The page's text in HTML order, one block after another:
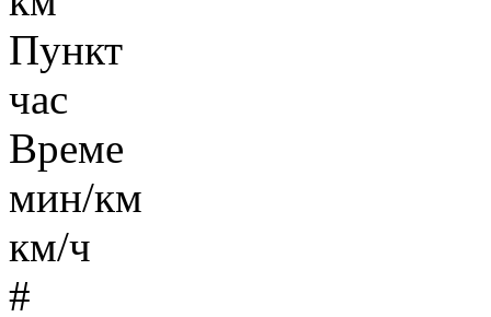
Пункт
час
Време
мин/км
км/ч
#